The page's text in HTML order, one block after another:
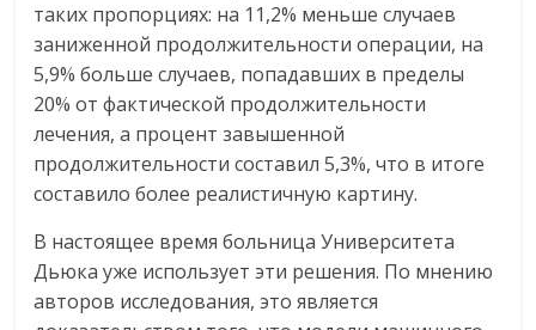
таких пропорциях: на 11,2% меньше случаев
заниженной продолжительности операции, на
5,9% больше случаев, попадавших в пределы
20% от фактической продолжительности
лечения, а процент завышенной
продолжительности составил 5,3%, что в итоге
составило более реалистичную картину.
В настоящее время больница Университета
Дьюка уже использует эти решения. По мнению
авторов исследования, это является